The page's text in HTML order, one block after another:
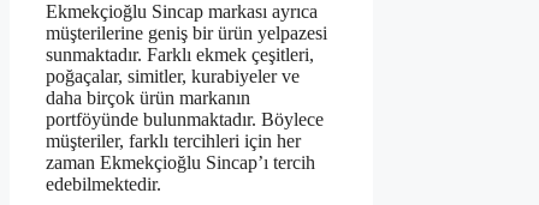
Ekmekçioğlu Sincap markası ayrıca
müşterilerine geniş bir ürün yelpazesi
sunmaktadır. Farklı ekmek çeşitleri,
poğaçalar, simitler, kurabiyeler ve
daha birçok ürün markanın
portföyünde bulunmaktadır. Böylece
müşteriler, farklı tercihleri için her
zaman Ekmekçioğlu Sincap’ı tercih
edebilmektedir.